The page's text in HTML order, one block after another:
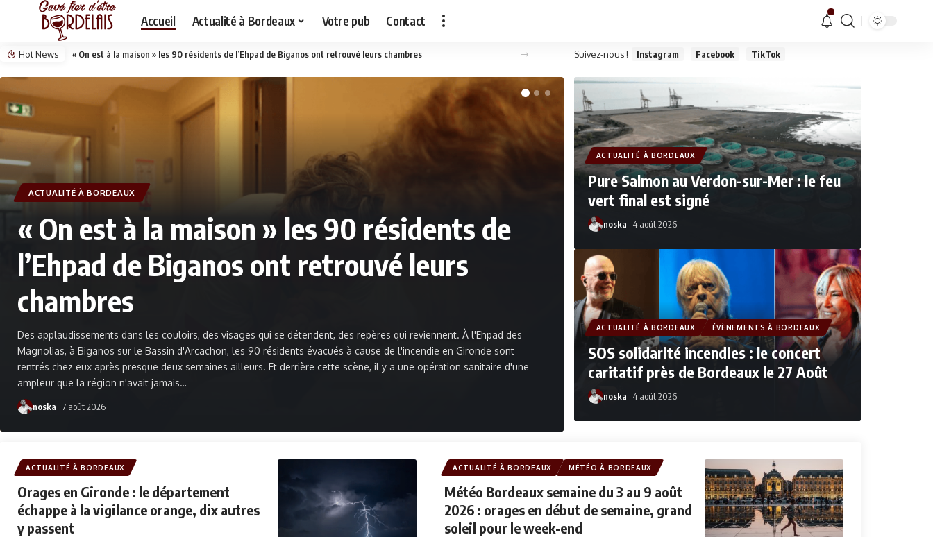
Accueil Actualité à Bordeaux Votre pub Contact
Hot News « On est à la maison » les 90 résidents de l’Ehpad de Biganos ont retrouvé leurs chambres Suivez-nous ! Instagram Facebook TikTok
ACTUALITÉ À BORDEAUX
« On est à la maison » les 90 résidents de
l’Ehpad de Biganos ont retrouvé leurs
chambres
Des applaudissements dans les couloirs, des visages qui se détendent, des repères qui reviennent. À l'Ehpad des
Magnolias, à Biganos sur le Bassin d'Arcachon, les 90 résidents évacués à cause de l'incendie en Gironde sont
rentrés chez eux après presque deux semaines ailleurs. Et derrière cette scène, il y a une opération sanitaire d'une
ampleur que la région n'avait jamais…
noska 7 août 2026 noska
ACTUALITÉ À BORDEAUX
Pure Salmon au Verdon-sur-Mer : le feu
vert final est signé
noska 4 août 2026
ACTUALITÉ À BORDEAUX ÉVÈNEMENTS À BORDEAUX
SOS solidarité incendies : le concert
caritatif près de Bordeaux le 27 Août
noska 4 août 2026
ACTUALITÉ À BORDEAUX
Orages en Gironde : le département
échappe à la vigilance orange, dix autres
y passent
ACTUALITÉ À BORDEAUX MÉTÉO À BORDEAUX
Météo Bordeaux semaine du 3 au 9 août
2026 : orages en début de semaine, grand
soleil pour le week-end